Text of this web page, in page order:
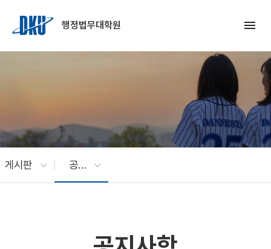
행정법무대학원
menu
게시판 공지사항